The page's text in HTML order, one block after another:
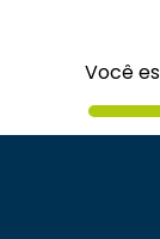
Você